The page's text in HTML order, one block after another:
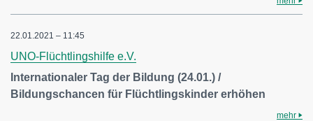
22.01.2021 – 11:45
UNO-Flüchtlingshilfe e.V.
Internationaler Tag der Bildung (24.01.) /
Bildungschancen für Flüchtlingskinder erhöhen
mehr